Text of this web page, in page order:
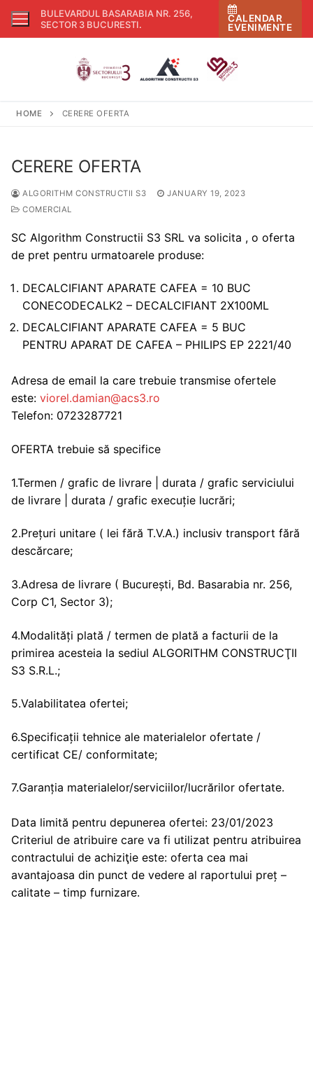
Skip
BULEVARDUL BASARABIA NR. 256,
SECTOR 3 BUCURESTI.
CALENDAR
EVENIMENTE
HOME CERERE OFERTA
CERERE OFERTA
ALGORITHM CONSTRUCTII S3
JANUARY 19, 2023
COMERCIAL
SC Algorithm Constructii S3 SRL va solicita , o oferta
de pret pentru urmatoarele produse:
DECALCIFIANT APARATE CAFEA = 10 BUC
CONECODECALK2 – DECALCIFIANT 2X100ML
DECALCIFIANT APARATE CAFEA = 5 BUC
PENTRU APARAT DE CAFEA – PHILIPS EP 2221/40
Adresa de email la care trebuie transmise ofertele
este: viorel.damian@acs3.ro
Telefon: 0723287721
OFERTA trebuie să specifice
1.Termen / grafic de livrare | durata / grafic serviciului
de livrare | durata / grafic execuție lucrări;
2.Prețuri unitare ( lei fără T.V.A.) inclusiv transport fără
descărcare;
3.Adresa de livrare ( București, Bd. Basarabia nr. 256,
Corp C1, Sector 3);
4.Modalități plată / termen de plată a facturii de la
primirea acesteia la sediul ALGORITHM CONSTRUCŢII
S3 S.R.L.;
5.Valabilitatea ofertei;
6.Specificații tehnice ale materialelor ofertate /
certificat CE/ conformitate;
7.Garanția materialelor/serviciilor/lucrărilor ofertate.
Data limită pentru depunerea ofertei: 23/01/2023
Criteriul de atribuire care va fi utilizat pentru atribuirea
contractului de achiziţie este: oferta cea mai
avantajoasa din punct de vedere al raportului preț –
calitate – timp furnizare.